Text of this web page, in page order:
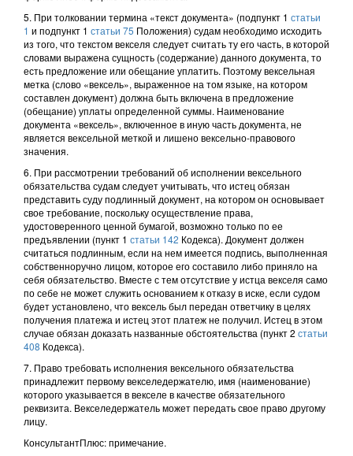
5. При толковании термина «текст документа» (подпункт 1 статьи
1 и подпункт 1 статьи 75 Положения) судам необходимо исходить
из того, что текстом векселя следует считать ту его часть, в которой
словами выражена сущность (содержание) данного документа, то
есть предложение или обещание уплатить. Поэтому вексельная
метка (слово «вексель», выраженное на том языке, на котором
составлен документ) должна быть включена в предложение
(обещание) уплаты определенной суммы. Наименование
документа «вексель», включенное в иную часть документа, не
является вексельной меткой и лишено вексельно-правового
значения.
6. При рассмотрении требований об исполнении вексельного
обязательства судам следует учитывать, что истец обязан
представить суду подлинный документ, на котором он основывает
свое требование, поскольку осуществление права,
удостоверенного ценной бумагой, возможно только по ее
предъявлении (пункт 1 статьи 142 Кодекса). Документ должен
считаться подлинным, если на нем имеется подпись, выполненная
собственноручно лицом, которое его составило либо приняло на
себя обязательство. Вместе с тем отсутствие у истца векселя само
по себе не может служить основанием к отказу в иске, если судом
будет установлено, что вексель был передан ответчику в целях
получения платежа и истец этот платеж не получил. Истец в этом
случае обязан доказать названные обстоятельства (пункт 2 статьи
408 Кодекса).
7. Право требовать исполнения вексельного обязательства
принадлежит первому векселедержателю, имя (наименование)
которого указывается в векселе в качестве обязательного
реквизита. Векселедержатель может передать свое право другому
лицу.
КонсультантПлюс: примечание.